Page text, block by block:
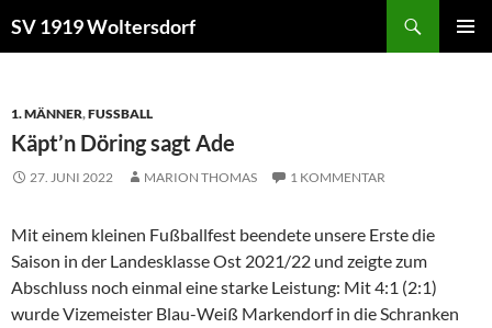
Inhalt
SV 1919 Woltersdorf
1. MÄNNER,FUSSBALL
Käpt’n Döring sagt Ade
27. JUNI 2022 MARION THOMAS 1 KOMMENTAR
Mit einem kleinen Fußballfest beendete unsere Erste die
Saison in der Landesklasse Ost 2021/22 und zeigte zum
Abschluss noch einmal eine starke Leistung: Mit 4:1 (2:1)
wurde Vizemeister Blau-Weiß Markendorf in die Schranken